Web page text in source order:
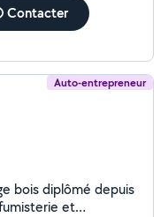
Contacter
Auto-entrepreneur
bois diplômé depuis
et